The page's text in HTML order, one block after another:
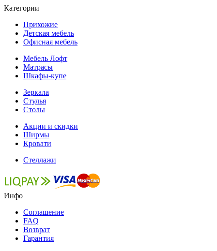
Категории
Прихожие
Детская мебель
Офисная мебель
Мебель Лофт
Матрасы
Шкафы-купе
Зеркала
Стулья
Столы
Акции и скидки
Ширмы
Кровати
Стеллажи
Инфо
Соглашение
FAQ
Возврат
Гарантия